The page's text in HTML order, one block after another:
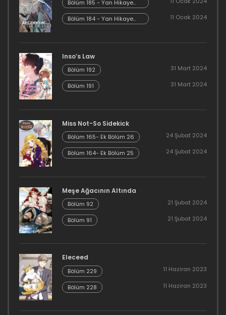
Bölüm 185 - Yan Hikaye
Kısım 7
Bölüm 184 - Yan Hikaye
Kısım 6
11 Ocak 2024
Inso’s Law
Bölüm 192 31 Mart 2024
Bölüm 191 31 Mart 2024
Miss Not-So Sidekick
Bölüm 165- Ek Bölüm 26 24 Şubat 2024
Bölüm 164- Ek Bölüm 25 24 Şubat 2024
Meşe Ağacının Altında
Bölüm 92 21 Şubat 2024
Bölüm 91 21 Şubat 2024
Eleceed
Bölüm 229 11 Haziran 2023
Bölüm 228 11 Haziran 2023